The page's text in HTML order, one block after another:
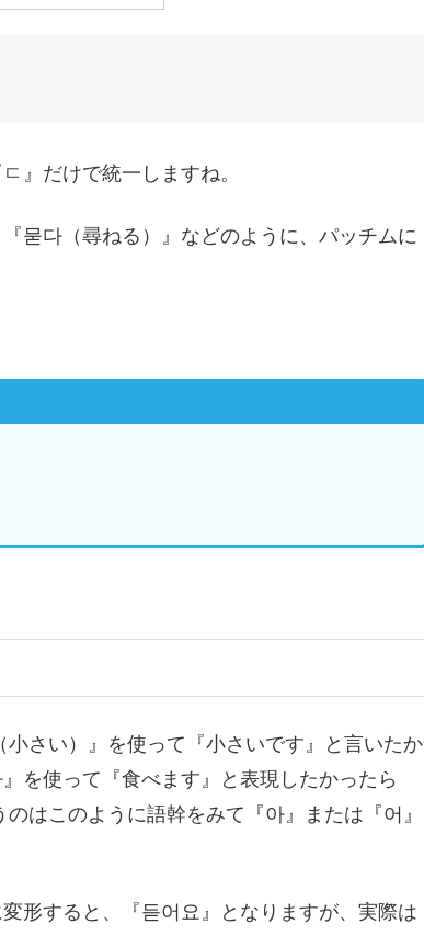
』だけで統一しますね。
묻다（尋ねる）』などのように、パッチムに
さい）』を使って『小さいです』と言いたか
を使って『食べます』と表現したかったら
はこのように語幹をみて『아』または『어』
形すると、『듣어요』となりますが、実際は